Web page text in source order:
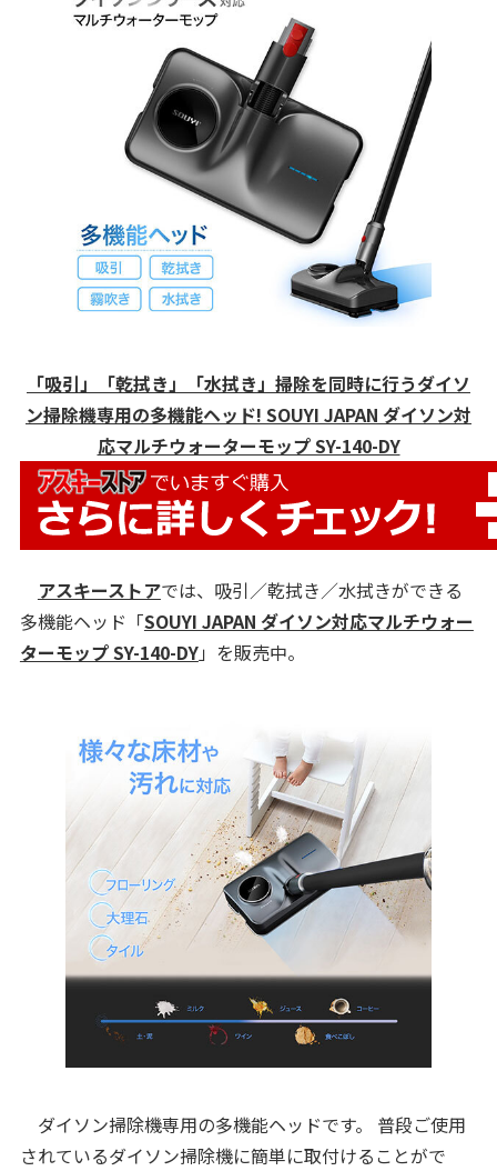
「吸引」「乾拭き」「水拭き」掃除を同時に行うダイソ
ン掃除機専用の多機能ヘッド! SOUYI JAPAN ダイソン対
応マルチウォーターモップ SY-140-DY
アスキーストアでは、吸引／乾拭き／水拭きができる
多機能ヘッド「SOUYI JAPAN ダイソン対応マルチウォー
ターモップ SY-140-DY」を販売中。
ダイソン掃除機専用の多機能ヘッドです。 普段ご使用
されているダイソン掃除機に簡単に取付けることがで